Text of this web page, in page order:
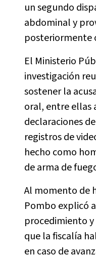
un segundo
abdominal y
posteriormente
El Ministerio
investigación
sostener la
oral, entre ellas
declaraciones
registros de
hecho como
de arma de
Al momento de
Pombo explicó
procedimiento
que la fiscalía
en caso de